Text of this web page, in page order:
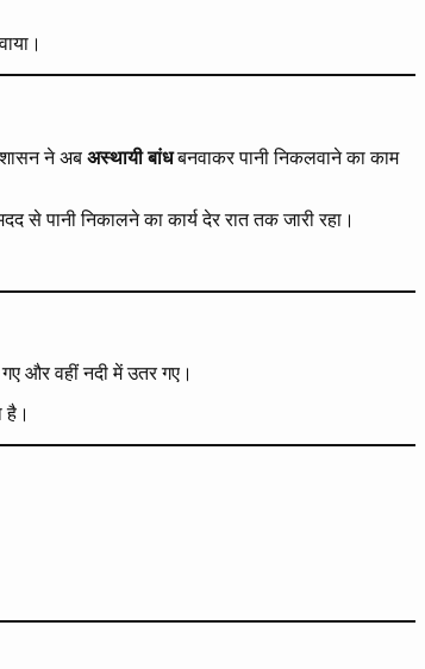
ने अब अस्थायी बांधबनवाकर पानी निकलवाने का काम
से पानी निकालने का कार्य देर रात तक जारी रहा।
और वहीं नदी में उतर गए।
है।